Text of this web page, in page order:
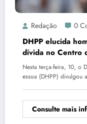
Redação 0
DHPP elucida
dívida no Centro
Nesta terça-feira, 10, o
essoa (DHPP) divulgou
Consulte mais